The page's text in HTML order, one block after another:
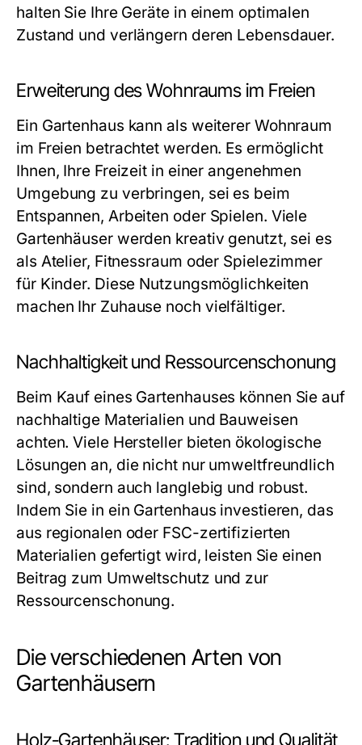
halten Sie Ihre Geräte in einem optimalen
Zustand und verlängern deren Lebensdauer.
Erweiterung des Wohnraums im Freien
Ein Gartenhaus kann als weiterer Wohnraum
im Freien betrachtet werden. Es ermöglicht
Ihnen, Ihre Freizeit in einer angenehmen
Umgebung zu verbringen, sei es beim
Entspannen, Arbeiten oder Spielen. Viele
Gartenhäuser werden kreativ genutzt, sei es
als Atelier, Fitnessraum oder Spielezimmer
für Kinder. Diese Nutzungsmöglichkeiten
machen Ihr Zuhause noch vielfältiger.
Nachhaltigkeit und Ressourcenschonung
Beim Kauf eines Gartenhauses können Sie auf
nachhaltige Materialien und Bauweisen
achten. Viele Hersteller bieten ökologische
Lösungen an, die nicht nur umweltfreundlich
sind, sondern auch langlebig und robust.
Indem Sie in ein Gartenhaus investieren, das
aus regionalen oder FSC-zertifizierten
Materialien gefertigt wird, leisten Sie einen
Beitrag zum Umweltschutz und zur
Ressourcenschonung.
Die verschiedenen Arten von
Gartenhäusern
Holz-Gartenhäuser: Tradition und Qualität